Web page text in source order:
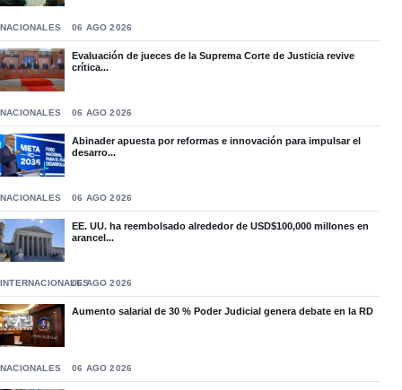
NACIONALES 06 AGO 2026
Evaluación de jueces de la Suprema Corte de Justicia revive
crítica...
NACIONALES 06 AGO 2026
Abinader apuesta por reformas e innovación para impulsar el
desarro...
NACIONALES 06 AGO 2026
EE. UU. ha reembolsado alrededor de USD$100,000 millones en
arancel...
INTERNACIONALES06 AGO 2026
Aumento salarial de 30 % Poder Judicial genera debate en la RD
NACIONALES 06 AGO 2026